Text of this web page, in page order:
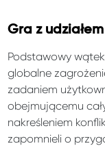
Gra z
Podstawowy
globalne
zadaniem
obejmującemu
nakreśleniem
zapomnieli o